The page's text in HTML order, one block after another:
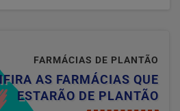
FARMÁCIAS DE PLANTÃO
AS FARMÁCIAS QUE
ESTARÃO DE PLANTÃO